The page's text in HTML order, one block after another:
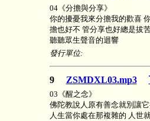
04《分擔與分享》
你的擾憂我來分擔我的歡喜
擔也好不 管分享也好總是拔
聽聽眾生聲音的迴響
發行單位:
9 ZSMDXL03.mp3
03《醒之念》
佛陀教說人原有善念就別讓
人生當你處在那複雜的 人世